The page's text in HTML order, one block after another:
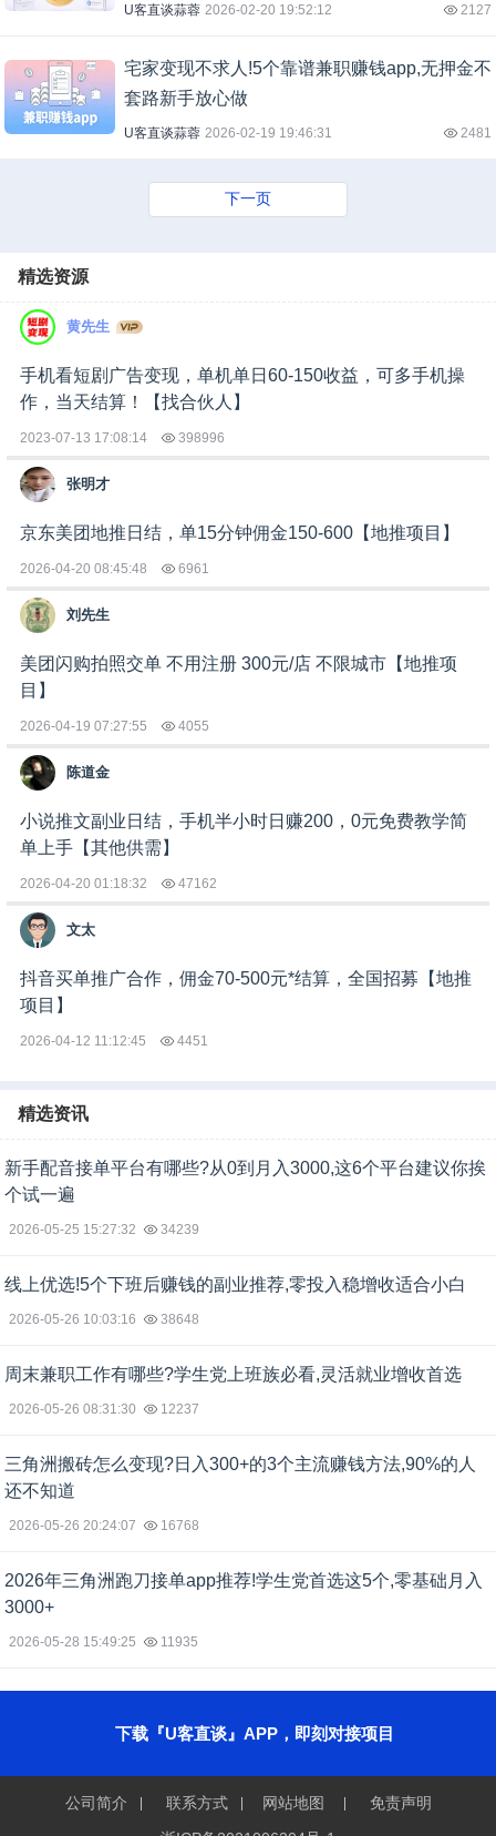
U客直谈蒜蓉 2026-02-20 19:52:12 2127
宅家变现不求人!5个靠谱兼职赚钱app,无押金不
套路新手放心做
U客直谈蒜蓉 2026-02-19 19:46:31 2481
下一页
精选资源
黄先生
手机看短剧广告变现，单机单日60-150收益，可多手机操
作，当天结算！【找合伙人】
2023-07-13 17:08:14 398996
张明才
京东美团地推日结，单15分钟佣金150-600【地推项目】
2026-04-20 08:45:48 6961
刘先生
美团闪购拍照交单 不用注册 300元/店 不限城市【地推项
目】
2026-04-19 07:27:55 4055
陈道金
小说推文副业日结，手机半小时日赚200，0元免费教学简
单上手【其他供需】
2026-04-20 01:18:32 47162
文太
抖音买单推广合作，佣金70-500元*结算，全国招募【地推
项目】
2026-04-12 11:12:45 4451
精选资讯
新手配音接单平台有哪些?从0到月入3000,这6个平台建议你挨
个试一遍
2026-05-25 15:27:32 34239
线上优选!5个下班后赚钱的副业推荐,零投入稳增收适合小白
2026-05-26 10:03:16 38648
周末兼职工作有哪些?学生党上班族必看,灵活就业增收首选
2026-05-26 08:31:30 12237
三角洲搬砖怎么变现?日入300+的3个主流赚钱方法,90%的人
还不知道
2026-05-26 20:24:07 16768
2026年三角洲跑刀接单app推荐!学生党首选这5个,零基础月入
3000+
2026-05-28 15:49:25 11935
下载『U客直谈』APP，即刻对接项目
公司简介 联系方式 网站地图
免责声明